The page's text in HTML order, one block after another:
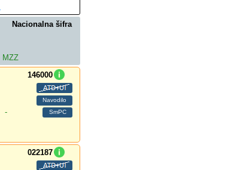
Nacionalna šifra
MZZ
146000
-
022187